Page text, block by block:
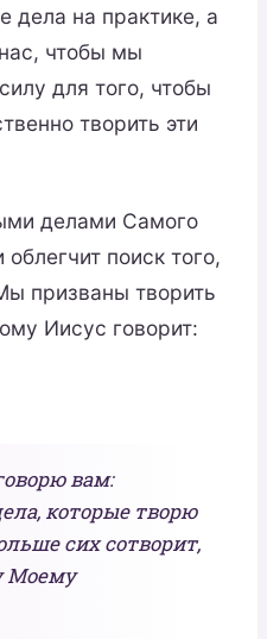
дела на практике, а
чтобы мы
для того, чтобы
творить эти
делами Самого
поиск того,
призваны творить
Иисус говорит:
вам:
которые творю
сих сотворит,
Моему